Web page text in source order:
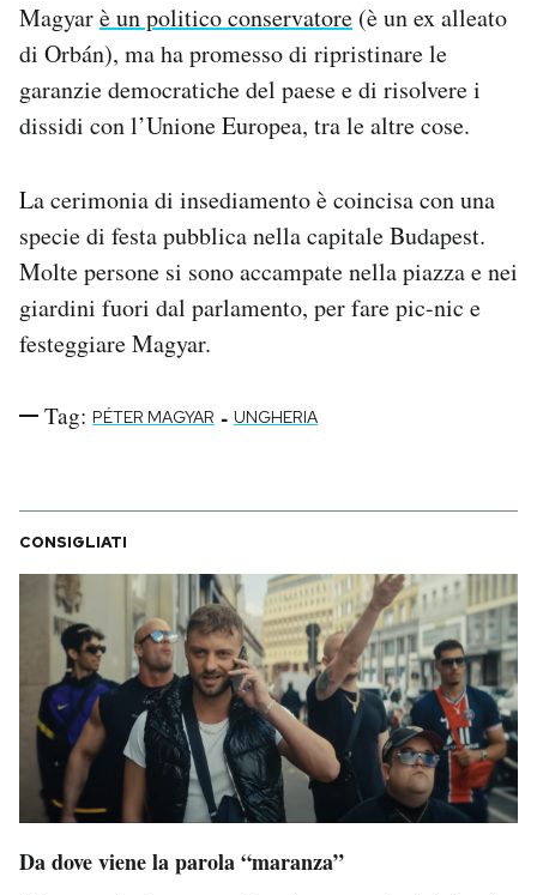
Esci
Magyarè un politico conservatore (è un ex alleato
di Orbán), ma ha promesso di ripristinare le
garanzie democratiche del paese e di risolvere i
dissidi con l’Unione Europea, tra le altre cose.
La cerimonia di insediamento è coincisa con una
specie di festa pubblica nella capitale Budapest.
Molte persone si sono accampate nella piazza e nei
giardini fuori dal parlamento, per fare pic-nic e
festeggiare Magyar.
Tag: PÉTER MAGYAR - UNGHERIA
CONSIGLIATI
Da dove viene la parola “maranza”